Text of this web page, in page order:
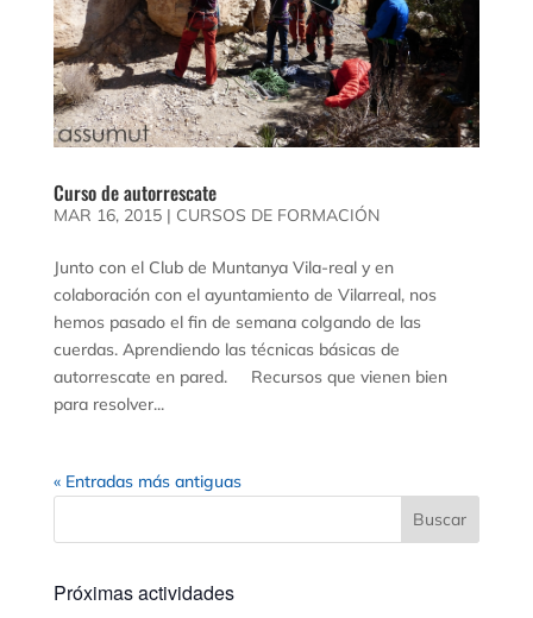
Curso de autorrescate
MAR 16, 2015| CURSOS DE FORMACIÓN
Junto con el Club de Muntanya Vila-real y en
colaboración con el ayuntamiento de Vilarreal, nos
hemos pasado el fin de semana colgando de las
cuerdas. Aprendiendo las técnicas básicas de
autorrescate en pared. Recursos que vienen bien
para resolver...
« Entradas más antiguas
Próximas actividades